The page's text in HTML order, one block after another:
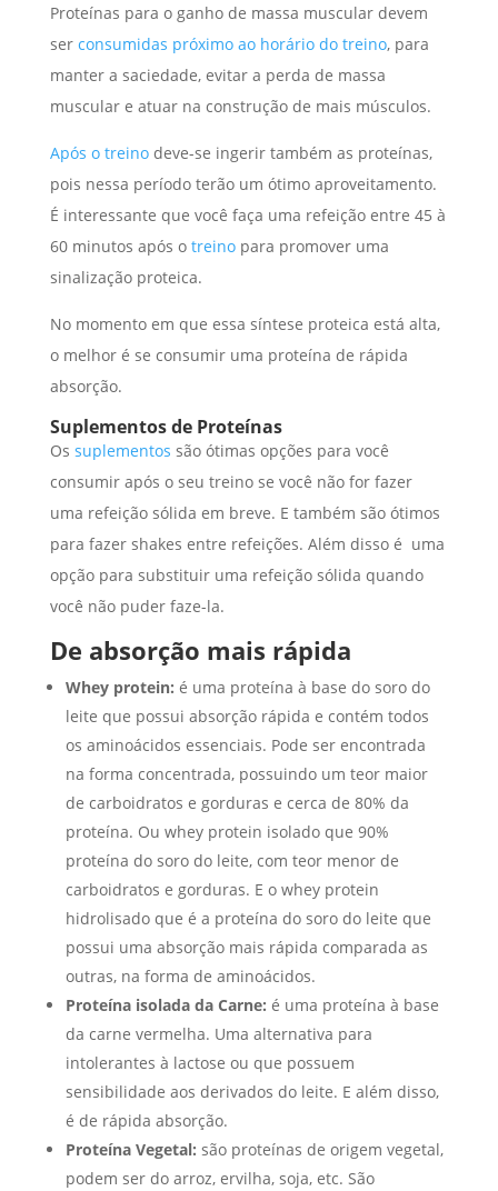
Proteínas para o ganho de massa muscular devem
ser consumidas próximo ao horário do treino, para
manter a saciedade, evitar a perda de massa
muscular e atuar na construção de mais músculos.
Após o treinodeve-se ingerir também as proteínas,
pois nessa período terão um ótimo aproveitamento.
É interessante que você faça uma refeição entre 45 à
60 minutos após o treinopara promover uma
sinalização proteica.
No momento em que essa síntese proteica está alta,
o melhor é se consumir uma proteína de rápida
absorção.
Suplementos de Proteínas
Os suplementos são ótimas opções para você
consumir após o seu treino se você não for fazer
uma refeição sólida em breve. E também são ótimos
para fazer shakes entre refeições. Além disso é uma
opção para substituir uma refeição sólida quando
você não puder faze-la.
De absorção mais rápida
Whey protein: é uma proteína à base do soro do
leite que possui absorção rápida e contém todos
os aminoácidos essenciais. Pode ser encontrada
na forma concentrada, possuindo um teor maior
de carboidratos e gorduras e cerca de 80% da
proteína. Ou whey protein isolado que 90%
proteína do soro do leite, com teor menor de
carboidratos e gorduras. E o whey protein
hidrolisado que é a proteína do soro do leite que
possui uma absorção mais rápida comparada as
outras, na forma de aminoácidos.
Proteína isolada da Carne: é uma proteína à base
da carne vermelha. Uma alternativa para
intolerantes à lactose ou que possuem
sensibilidade aos derivados do leite. E além disso,
é de rápida absorção.
Proteína Vegetal: são proteínas de origem vegetal,
podem ser do arroz, ervilha, soja, etc. São